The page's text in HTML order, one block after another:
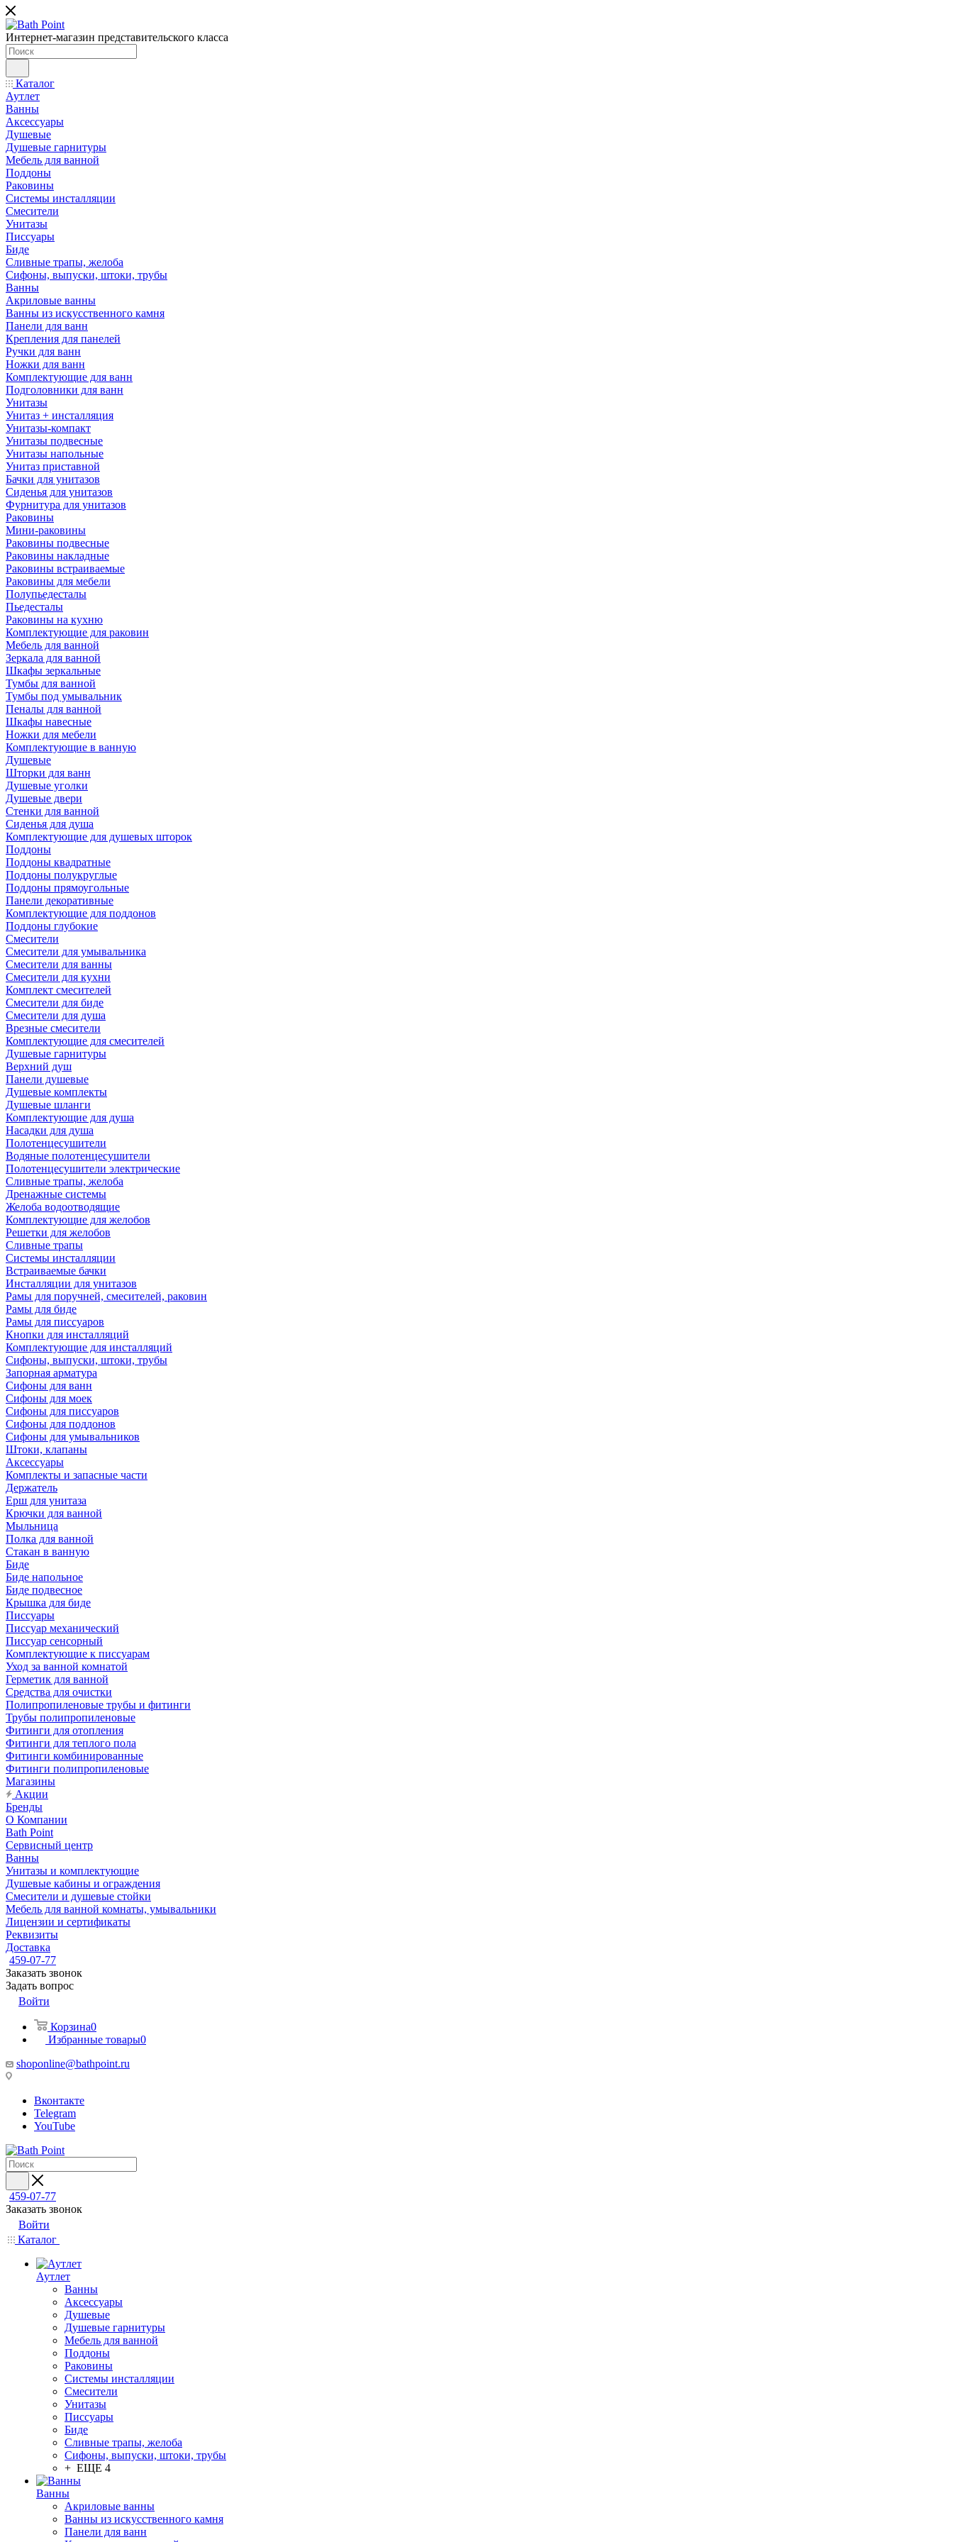
Интернет-магазин представительского класса
Каталог
Аутлет
Ванны
Аксессуары
Душевые
Душевые гарнитуры
Мебель для ванной
Поддоны
Раковины
Системы инсталляции
Смесители
Унитазы
Писсуары
Биде
Сливные трапы, желоба
Сифоны, выпуски, штоки, трубы
Ванны
Акриловые ванны
Ванны из искусственного камня
Панели для ванн
Крепления для панелей
Ручки для ванн
Ножки для ванн
Комплектующие для ванн
Подголовники для ванн
Унитазы
Унитаз + инсталляция
Унитазы-компакт
Унитазы подвесные
Унитазы напольные
Унитаз приставной
Бачки для унитазов
Сиденья для унитазов
Фурнитура для унитазов
Раковины
Мини-раковины
Раковины подвесные
Раковины накладные
Раковины встраиваемые
Раковины для мебели
Полупьедесталы
Пьедесталы
Раковины на кухню
Комплектующие для раковин
Мебель для ванной
Зеркала для ванной
Шкафы зеркальные
Тумбы для ванной
Тумбы под умывальник
Пеналы для ванной
Шкафы навесные
Ножки для мебели
Комплектующие в ванную
Душевые
Шторки для ванн
Душевые уголки
Душевые двери
Стенки для ванной
Сиденья для душа
Комплектующие для душевых шторок
Поддоны
Поддоны квадратные
Поддоны полукруглые
Поддоны прямоугольные
Панели декоративные
Комплектующие для поддонов
Поддоны глубокие
Смесители
Смесители для умывальника
Смесители для ванны
Смесители для кухни
Комплект смесителей
Смесители для биде
Смесители для душа
Врезные смесители
Комплектующие для смесителей
Душевые гарнитуры
Верхний душ
Панели душевые
Душевые комплекты
Душевые шланги
Комплектующие для душа
Насадки для душа
Полотенцесушители
Водяные полотенцесушители
Полотенцесушители электрические
Сливные трапы, желоба
Дренажные системы
Желоба водоотводящие
Комплектующие для желобов
Решетки для желобов
Сливные трапы
Системы инсталляции
Встраиваемые бачки
Инсталляции для унитазов
Рамы для поручней, смесителей, раковин
Рамы для биде
Рамы для писсуаров
Кнопки для инсталляций
Комплектующие для инсталляций
Сифоны, выпуски, штоки, трубы
Запорная арматура
Сифоны для ванн
Сифоны для моек
Сифоны для писсуаров
Сифоны для поддонов
Сифоны для умывальников
Штоки, клапаны
Аксессуары
Комплекты и запасные части
Держатель
Ерш для унитаза
Крючки для ванной
Мыльница
Полка для ванной
Стакан в ванную
Биде
Биде напольное
Биде подвесное
Крышка для биде
Писсуары
Писсуар механический
Писсуар сенсорный
Комплектующие к писсуарам
Уход за ванной комнатой
Герметик для ванной
Средства для очистки
Полипропиленовые трубы и фитинги
Трубы полипропиленовые
Фитинги для отопления
Фитинги для теплого пола
Фитинги комбинированные
Фитинги полипропиленовые
Магазины
Акции
Бренды
О Компании
Bath Point
Сервисный центр
Ванны
Унитазы и комплектующие
Душевые кабины и ограждения
Смесители и душевые стойки
Мебель для ванной комнаты, умывальники
Лицензии и сертификаты
Реквизиты
Доставка
459-07-77
Заказать звонок
Задать вопрос
Войти
Корзина0
Избранные товары0
shoponline@bathpoint.ru
Вконтакте
Telegram
YouTube
459-07-77
Заказать звонок
Войти
Каталог
Аутлет
Ванны
Аксессуары
Душевые
Душевые гарнитуры
Мебель для ванной
Поддоны
Раковины
Системы инсталляции
Смесители
Унитазы
Писсуары
Биде
Сливные трапы, желоба
Сифоны, выпуски, штоки, трубы
+ ЕЩЕ 4
Ванны
Акриловые ванны
Ванны из искусственного камня
Панели для ванн